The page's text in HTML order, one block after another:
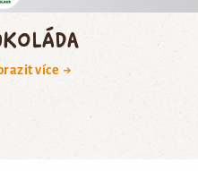
více →